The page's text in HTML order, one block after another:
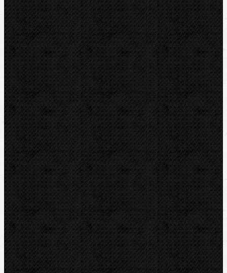
Transportní boxy
Značky
BernzOmatiC
CBC
NIPO
REED
REMS
RIDGID
ROTHENBERGER